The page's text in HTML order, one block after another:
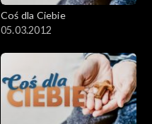
Coś dla Ciebie
05.03.2012